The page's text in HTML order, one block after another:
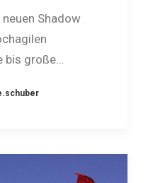
Shadow
große…